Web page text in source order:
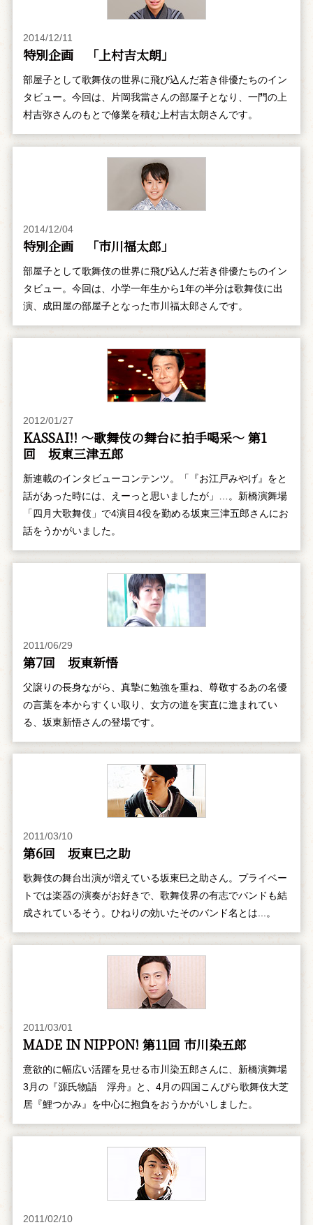
2014/12/11
特別企画 「上村吉太朗」
部屋子として歌舞伎の世界に飛び込んだ若き俳優たちのイン
タビュー。今回は、片岡我當さんの部屋子となり、一門の上
村吉弥さんのもとで修業を積む上村吉太朗さんです。
2014/12/04
特別企画 「市川福太郎」
部屋子として歌舞伎の世界に飛び込んだ若き俳優たちのイン
タビュー。今回は、小学一年生から1年の半分は歌舞伎に出
演、成田屋の部屋子となった市川福太郎さんです。
2012/01/27
KASSAI!! ～歌舞伎の舞台に拍手喝采～ 第1
回 坂東三津五郎
新連載のインタビューコンテンツ。「『お江戸みやげ』をと
話があった時には、えーっと思いましたが」…。新橋演舞場
「四月大歌舞伎」で4演目4役を勤める坂東三津五郎さんにお
話をうかがいました。
2011/06/29
第7回 坂東新悟
父譲りの長身ながら、真摯に勉強を重ね、尊敬するあの名優
の言葉を本からすくい取り、女方の道を実直に進まれてい
る、坂東新悟さんの登場です。
2011/03/10
第6回 坂東巳之助
歌舞伎の舞台出演が増えている坂東巳之助さん。プライベー
トでは楽器の演奏がお好きで、歌舞伎界の有志でバンドも結
成されているそう。ひねりの効いたそのバンド名とは...。
2011/03/01
MADE IN NIPPON! 第11回 市川染五郎
意欲的に幅広い活躍を見せる市川染五郎さんに、新橋演舞場
3月の『源氏物語 浮舟』と、4月の四国こんぴら歌舞伎大芝
居『鯉つかみ』を中心に抱負をおうかがいしました。
2011/02/10